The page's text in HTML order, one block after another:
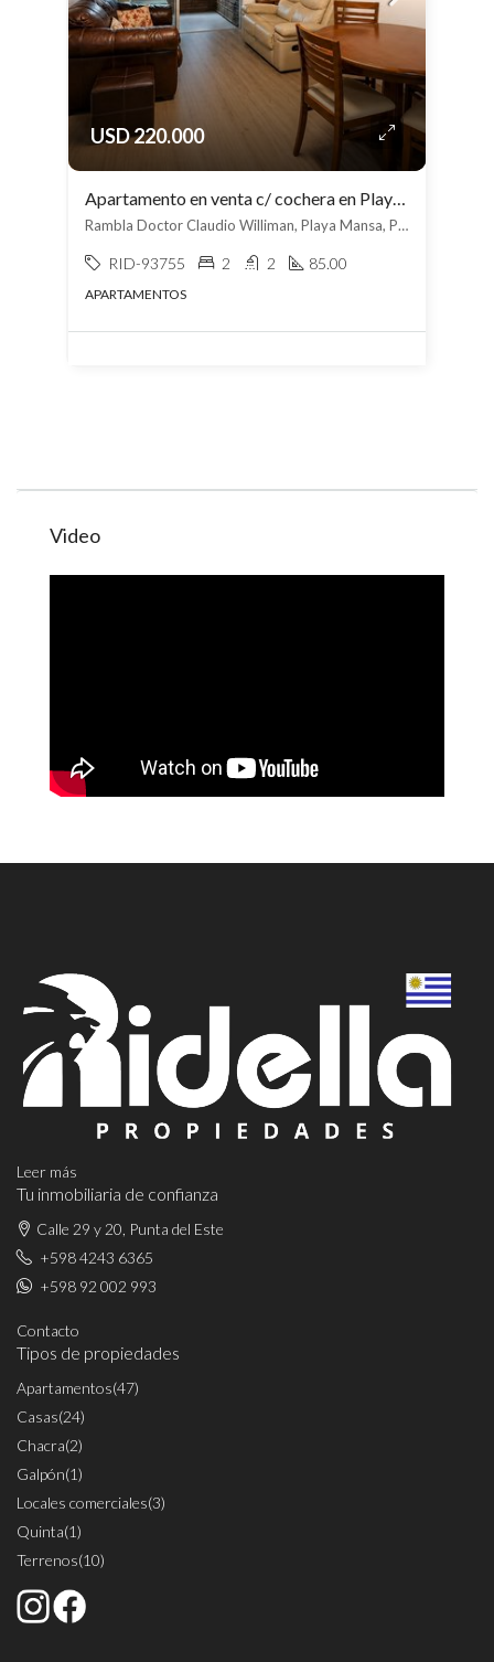
USD 220.000
Apartamento en venta c/ cochera en Playa Mansa
Rambla Doctor Claudio Williman, Playa Mansa, Punta del Este
RID-93755 2 2 85.00
APARTAMENTOS
Video
Leer más
Tu inmobiliaria de confianza
Calle 29 y 20, Punta del Este
+598 4243 6365
+598 92 002 993
Contacto
Tipos de propiedades
Apartamentos(47)
Casas(24)
Chacra(2)
Galpón(1)
Locales comerciales(3)
Quinta(1)
Terrenos(10)